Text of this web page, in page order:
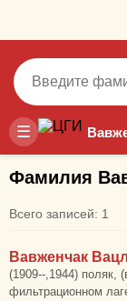
☰
Фамилия
Всего записей: 1
Вавженчак
(1909--,1944) поляк,
фильтрационном